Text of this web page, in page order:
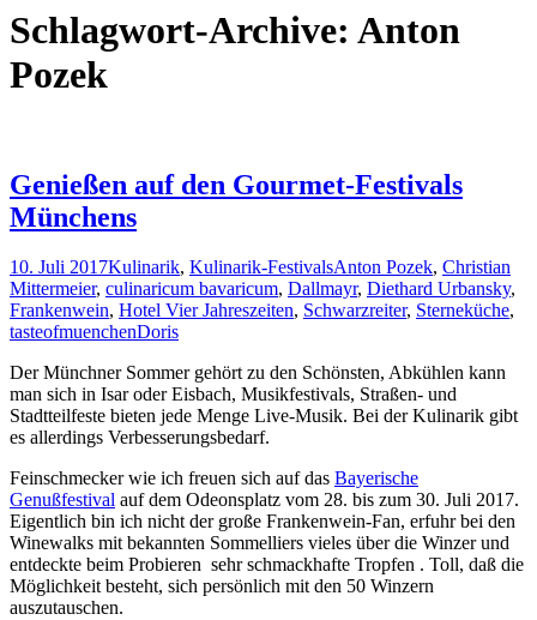
Schlagwort-Archive: Anton
Pozek
Genießen auf den Gourmet-Festivals
Münchens
10. Juli 2017Kulinarik, Kulinarik-FestivalsAnton Pozek, Christian
Mittermeier, culinaricum bavaricum, Dallmayr, Diethard Urbansky,
Frankenwein, Hotel Vier Jahreszeiten, Schwarzreiter, Sterneküche,
tasteofmuenchenDoris
Der Münchner Sommer gehört zu den Schönsten, Abkühlen kann
man sich in Isar oder Eisbach, Musikfestivals, Straßen- und
Stadtteilfeste bieten jede Menge Live-Musik. Bei der Kulinarik gibt
es allerdings Verbesserungsbedarf.
Feinschmecker wie ich freuen sich auf das Bayerische
Genußfestival auf dem Odeonsplatz vom 28. bis zum 30. Juli 2017.
Eigentlich bin ich nicht der große Frankenwein-Fan, erfuhr bei den
Winewalks mit bekannten Sommelliers vieles über die Winzer und
entdeckte beim Probieren sehr schmackhafte Tropfen . Toll, daß die
Möglichkeit besteht, sich persönlich mit den 50 Winzern
auszutauschen.